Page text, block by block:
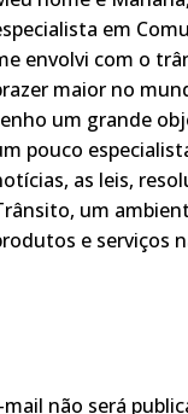
em
envolvi com o
maior no
um grande
pouco
as leis,
um
e serviços
não será